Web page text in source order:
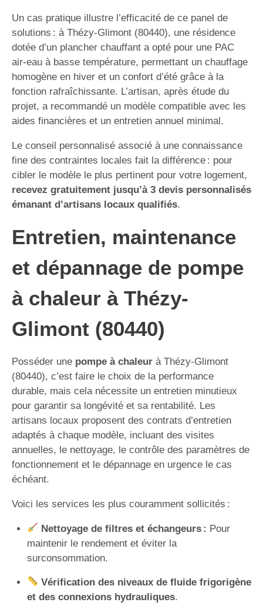
Un cas pratique illustre l’efficacité de ce panel de
solutions : à Thézy-Glimont (80440), une résidence
dotée d’un plancher chauffant a opté pour une PAC
air-eau à basse température, permettant un chauffage
homogène en hiver et un confort d’été grâce à la
fonction rafraîchissante. L’artisan, après étude du
projet, a recommandé un modèle compatible avec les
aides financières et un entretien annuel minimal.
Le conseil personnalisé associé à une connaissance
fine des contraintes locales fait la différence : pour
cibler le modèle le plus pertinent pour votre logement,
recevez gratuitement jusqu’à 3 devis personnalisés
émanant d’artisans locaux qualifiés.
Entretien, maintenance
et dépannage de pompe
à chaleur à Thézy-
Glimont (80440)
Posséder une pompe à chaleur à Thézy-Glimont
(80440), c’est faire le choix de la performance
durable, mais cela nécessite un entretien minutieux
pour garantir sa longévité et sa rentabilité. Les
artisans locaux proposent des contrats d’entretien
adaptés à chaque modèle, incluant des visites
annuelles, le nettoyage, le contrôle des paramètres de
fonctionnement et le dépannage en urgence le cas
échéant.
Voici les services les plus couramment sollicités :
Nettoyage de filtres et échangeurs : Pour
maintenir le rendement et éviter la
surconsommation.
Vérification des niveaux de fluide frigorigène
et des connexions hydrauliques.